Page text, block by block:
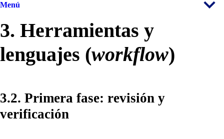
Menú
3. Herramientas y
lenguajes (workflow)
3.2. Primera fase: revisión y
verificación